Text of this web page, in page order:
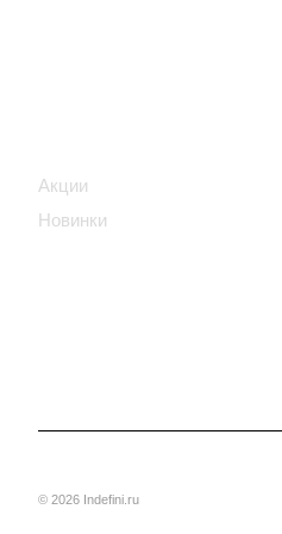
Акции
Новинки
© 2026 Indefini.ru